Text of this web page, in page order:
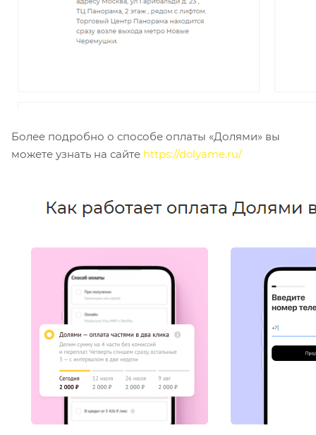
Более подробно о способе оплаты «Долями» вы
можете узнать на сайте https://dolyame.ru/